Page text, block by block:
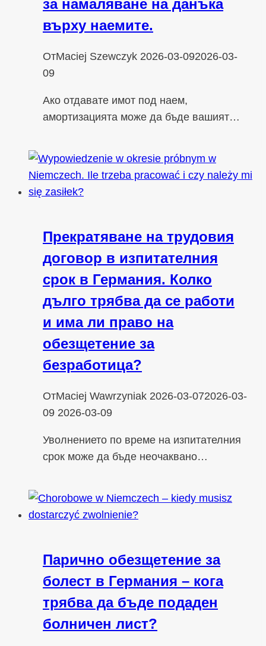
за намаляване на данъка
върху наемите.
ОтMaciej Szewczyk 2026-03-092026-03-
09
Ако отдавате имот под наем,
амортизацията може да бъде вашият…
Прекратяване на трудовия
договор в изпитателния
срок в Германия. Колко
дълго трябва да се работи
и има ли право на
обезщетение за
безработица?
ОтMaciej Wawrzyniak 2026-03-072026-03-
09 2026-03-09
Уволнението по време на изпитателния
срок може да бъде неочаквано…
Парично обезщетение за
болест в Германия – кога
трябва да бъде подаден
болничен лист?